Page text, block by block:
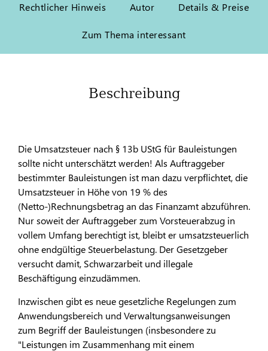
Rechtlicher Hinweis Autor Details & Preise
Zum Thema interessant
Beschreibung
Die Umsatzsteuer nach § 13b UStG für Bauleistungen
sollte nicht unterschätzt werden! Als Auftraggeber
bestimmter Bauleistungen ist man dazu verpflichtet, die
Umsatzsteuer in Höhe von 19 % des
(Netto-)Rechnungsbetrag an das Finanzamt abzuführen.
Nur soweit der Auftraggeber zum Vorsteuerabzug in
vollem Umfang berechtigt ist, bleibt er umsatzsteuerlich
ohne endgültige Steuerbelastung. Der Gesetzgeber
versucht damit, Schwarzarbeit und illegale
Beschäftigung einzudämmen.
Inzwischen gibt es neue gesetzliche Regelungen zum
Anwendungsbereich und Verwaltungsanweisungen
zum Begriff der Bauleistungen (insbesondere zu
"Leistungen im Zusammenhang mit einem